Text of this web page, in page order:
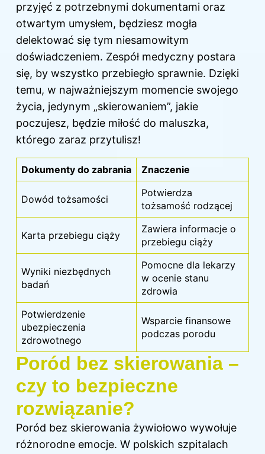
przyjęć z potrzebnymi dokumentami oraz
otwartym umysłem, będziesz mogła
delektować się tym niesamowitym
doświadczeniem. Zespół medyczny postara
się, by wszystko przebiegło sprawnie. Dzięki
temu, w najważniejszym momencie swojego
życia, jedynym „skierowaniem”, jakie
poczujesz, będzie miłość do maluszka,
którego zaraz przytulisz!
Dokumenty do zabrania Znaczenie
Dowód tożsamości
Potwierdza
tożsamość rodzącej
Karta przebiegu ciąży
Zawiera informacje o
przebiegu ciąży
Wyniki niezbędnych
badań
Pomocne dla lekarzy
w ocenie stanu
zdrowia
Potwierdzenie
ubezpieczenia
zdrowotnego
Wsparcie finansowe
podczas porodu
Poród bez skierowania –
czy to bezpieczne
rozwiązanie?
Poród bez skierowania żywiołowo wywołuje
różnorodne emocje. W polskich szpitalach